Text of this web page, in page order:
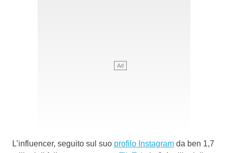
L’influencer, seguito sul suo profilo Instagram da ben 1,7